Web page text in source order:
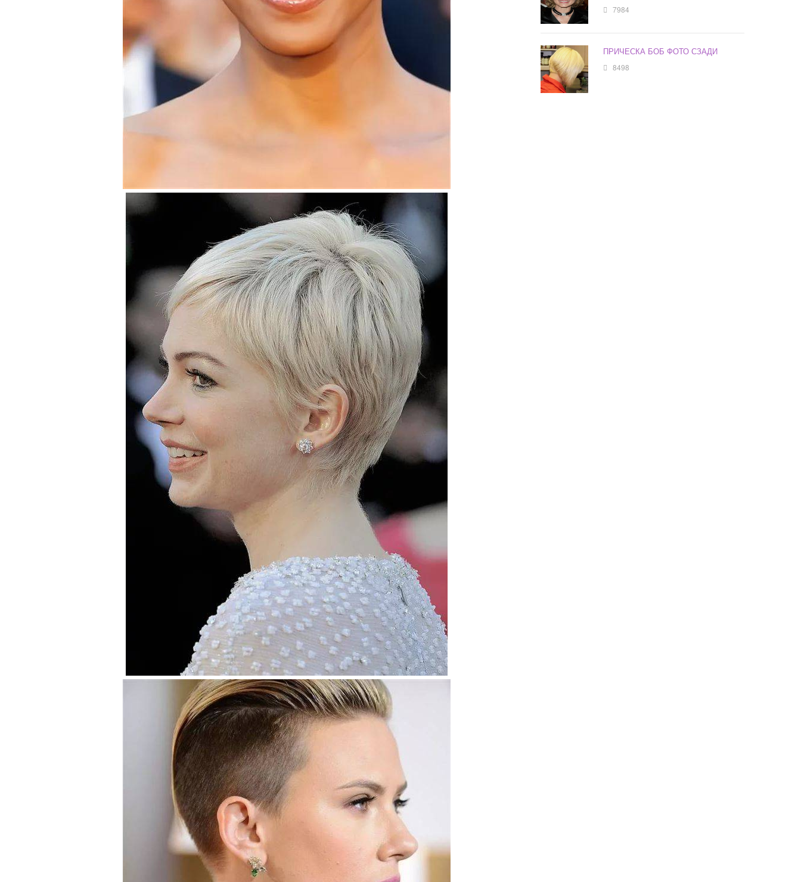
7984
ПРИЧЕСКА БОБ ФОТО СЗАДИ
8498